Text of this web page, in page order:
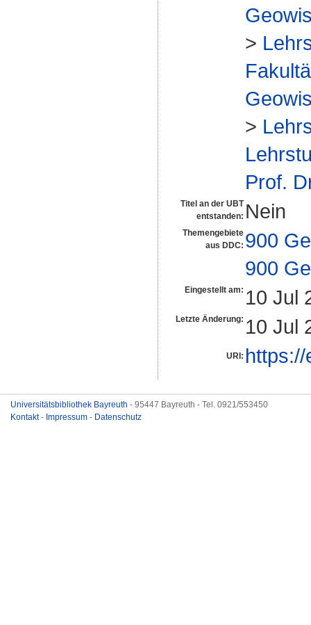
>
>
Prof.
Titel an der UBT
entstanden: Nein
Themengebiete
aus DDC: 900
900
Eingestellt am: 10 Jul
Letzte Änderung: 10 Jul
URI:
Universitätsbibliothek Bayreuth - 95447 Bayreuth - Tel. 0921/553450
Kontakt- Impressum - Datenschutz